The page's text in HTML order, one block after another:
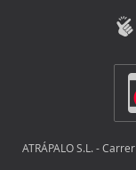
ATRÁPALO S.L. -